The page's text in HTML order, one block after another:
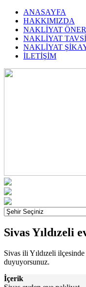
ANASAYFA
HAKKIMIZDA
NAKLİYAT
NAKLİYAT
NAKLİYAT
İLETİŞİM
Sivas Yıldızeli
Sivas ili Yıldızeli
duyuyorsunuz.
İçerik